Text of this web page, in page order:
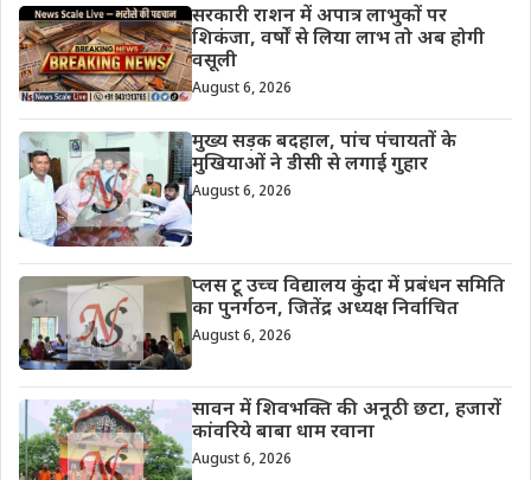
सरकारी राशन में अपात्र लाभुकों पर
शिकंजा, वर्षों से लिया लाभ तो अब होगी
वसूली
August 6, 2026
मुख्य सड़क बदहाल, पांच पंचायतों के
मुखियाओं ने डीसी से लगाई गुहार
August 6, 2026
प्लस टू उच्च विद्यालय कुंदा में प्रबंधन समिति
का पुनर्गठन, जितेंद्र अध्यक्ष निर्वाचित
August 6, 2026
सावन में शिवभक्ति की अनूठी छटा, हजारों
कांवरिये बाबा धाम रवाना
August 6, 2026